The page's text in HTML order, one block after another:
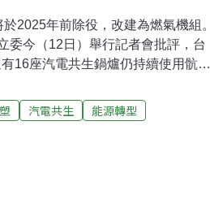
2025年前除役，改建為燃氣機組。
委今（12日）舉行記者會批評，台
16座汽電共生鍋爐仍持續使用骯髒
煤」，加速降低空污與溫室氣體排
團批：六輕是地下中火六輕內的麥
容量共1800MW，約為中火的
汽電共生
能源轉型